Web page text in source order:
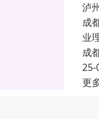
泸
成
业
成
25-
更